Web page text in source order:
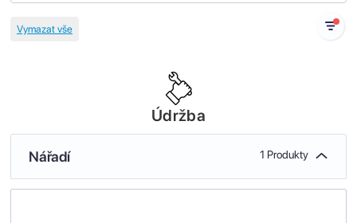
Údržba
Nářadí 1 Produkty